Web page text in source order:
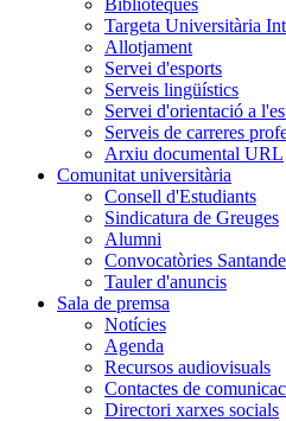
Targeta Universitària
Allotjament
Servei d'esports
Serveis lingüístics
Servei d'orientació a
Serveis de carreres
Arxiu documental URL
Comunitat universitària
Consell d'Estudiants
Sindicatura de Greuges
Alumni
Convocatòries
Tauler d'anuncis
Sala de premsa
Notícies
Agenda
Recursos audiovisuals
Contactes de
Directori xarxes socials